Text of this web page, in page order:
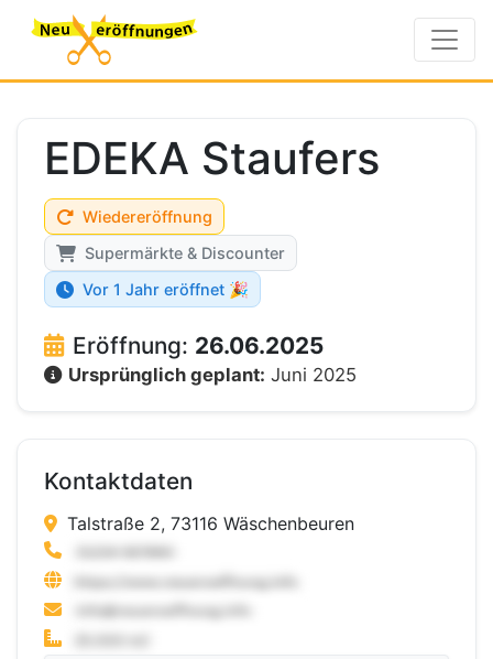
EDEKA Staufers
Wiedereröffnung
Supermärkte & Discounter
Vor 1 Jahr eröffnet 🎉
Eröffnung: 26.06.2025
Ursprünglich geplant: Juni 2025
Kontaktdaten
Talstraße 2, 73116 Wäschenbeuren